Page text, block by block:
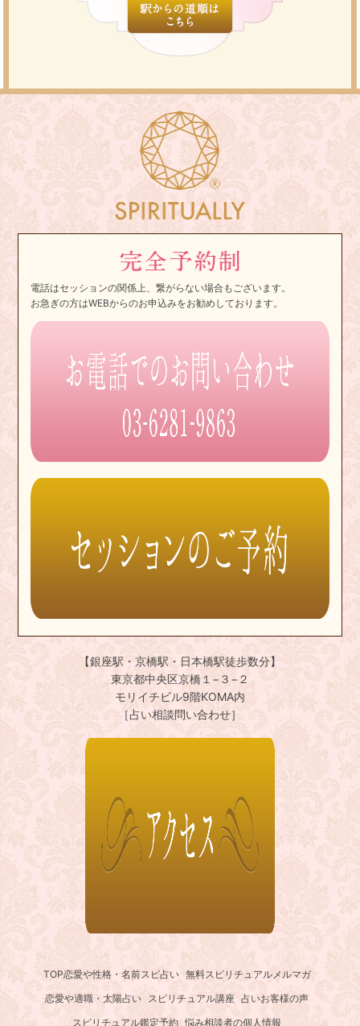
電話はセッションの関係上、繋がらない場合もございます。
お急ぎの方はWEBからのお申込みをお勧めしております。
【銀座駅・京橋駅・日本橋駅徒歩数分】
東京都中央区京橋１−３−２
モリイチビル9階KOMA内
［占い相談問い合わせ］
TOP恋愛や性格・名前スピ占い 無料スピリチュアルメルマガ
恋愛や適職・太陽占い スピリチュアル講座 占いお客様の声
スピリチュアル鑑定予約 悩み相談者の個人情報